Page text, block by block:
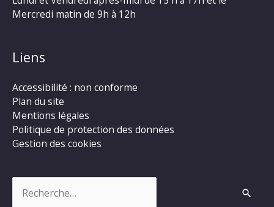
Mercredi matin de 9h à 12h
Liens
Accessibilité : non conforme
Plan du site
Mentions légales
Politique de protection des données
Gestion des cookies